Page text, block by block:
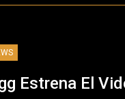
Estrena El